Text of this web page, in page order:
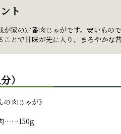
ト
が家の定番肉じゃがです。安いもの
とで甘味が先に入り、まろやかな
）
の肉じゃが》
……150g